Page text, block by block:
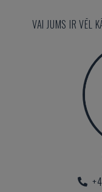
VAI JUMS IR VĒL